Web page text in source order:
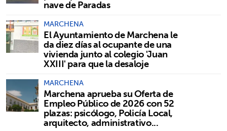
nave de Paradas
MARCHENA
El Ayuntamiento de Marchena le
da diez días al ocupante de una
vivienda junto al colegio 'Juan
XXIII' para que la desaloje
MARCHENA
Marchena aprueba su Oferta de
Empleo Público de 2026 con 52
plazas: psicólogo, Policía Local,
arquitecto, administrativo...